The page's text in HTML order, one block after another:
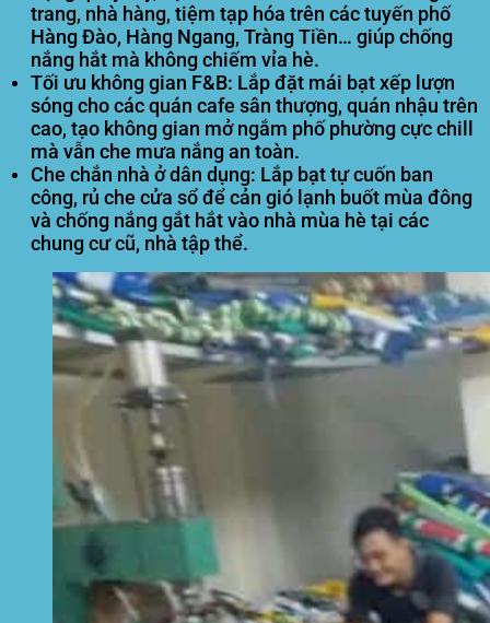
trang, nhà hàng, tiệm tạp hóa trên các tuyến phố
Hàng Đào, Hàng Ngang, Tràng Tiền… giúp chống
nắng hắt mà không chiếm vỉa hè.
Tối ưu không gian F&B: Lắp đặt mái bạt xếp lượn
sóng cho các quán cafe sân thượng, quán nhậu trên
cao, tạo không gian mở ngắm phố phường cực chill
mà vẫn che mưa nắng an toàn.
Che chắn nhà ở dân dụng: Lắp bạt tự cuốn ban
công, rủ che cửa sổ để cản gió lạnh buốt mùa đông
và chống nắng gắt hắt vào nhà mùa hè tại các
chung cư cũ, nhà tập thể.